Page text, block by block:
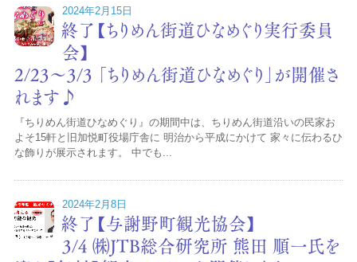
2024年2月15日
終了【ちりめん街道ひなめぐり実行委員
会】
2/23～3/3 「ちりめん街道ひなめぐり」が開催さ
れます♪
『ちりめん街道ひなめぐり』の期間中は、ちりめん街道沿いの民家お
よそ15軒と旧加悦町役場庁舎に 明治から平成にかけて 家々に伝わるひ
な飾りが展示されます。 中でも...
2024年2月8日
終了【与謝野町観光協会】
3/4 ㈱JTB総合研究所 熊田 順一氏を